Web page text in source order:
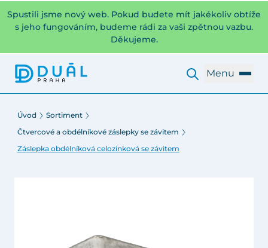
Spustili jsme nový web. Pokud budete mít jakékoliv obtíže
s jeho fungováním, budeme rádi za vaši zpětnou vazbu.
Děkujeme.
Menu
Úvod
Sortiment
Čtvercové a obdélníkové záslepky se závitem
Záslepka obdélníková celozinková se závitem